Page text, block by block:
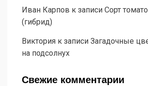
Иван Карпов к записи Сорт
(гибрид)
Виктория к записи Загадочные
на подсолнух
Свежие комментарии